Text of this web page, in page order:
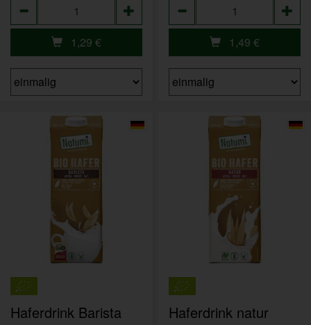
1,29 € 1,49 €
Haferdrink Barista Haferdrink natur